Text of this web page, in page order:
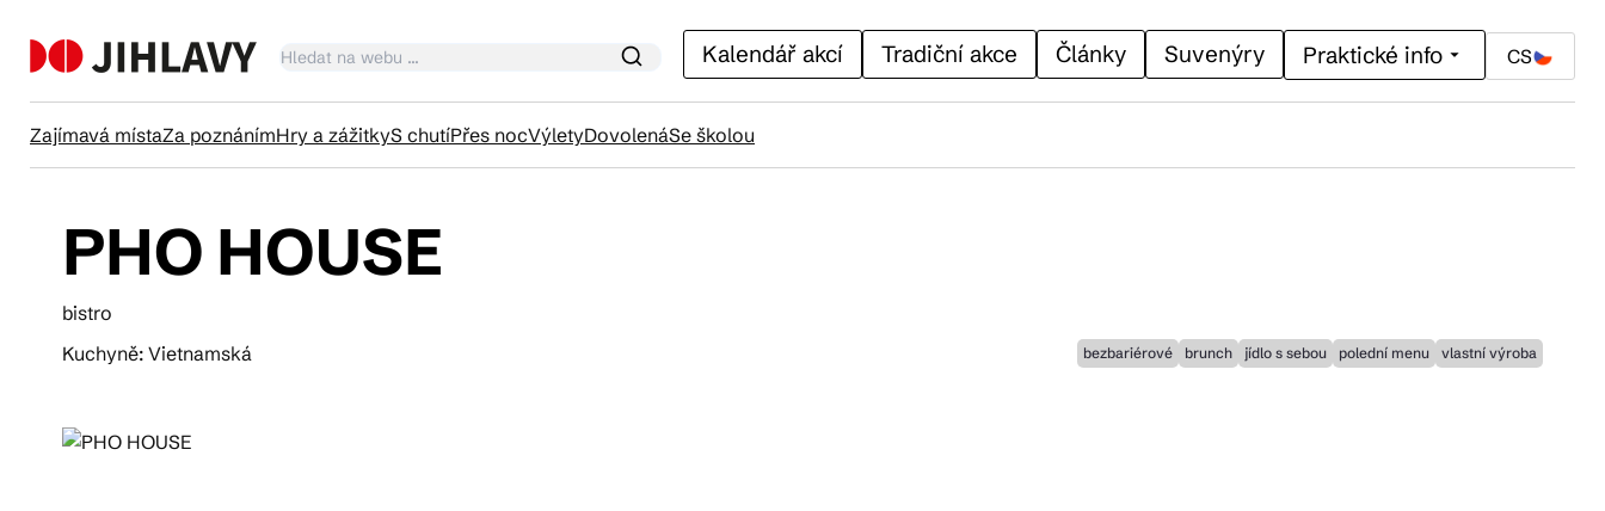
Kalendář akcí Tradiční akce Články Suvenýry Praktické info CS
Zajímavá místaZa poznánímHry a zážitkyS chutíPřes nocVýletyDovolenáSe školou
PHO HOUSE
bistro
Kuchyně: Vietnamská
bezbariérové brunch jídlo s sebou polední menu vlastní výroba